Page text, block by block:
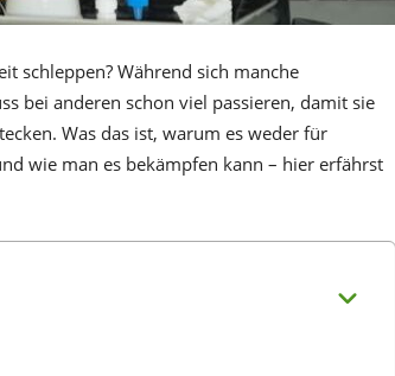
schleppen? Während sich manche
bei anderen schon viel passieren, damit sie
Was das ist, warum es weder für
wie man es bekämpfen kann – hier erfährst